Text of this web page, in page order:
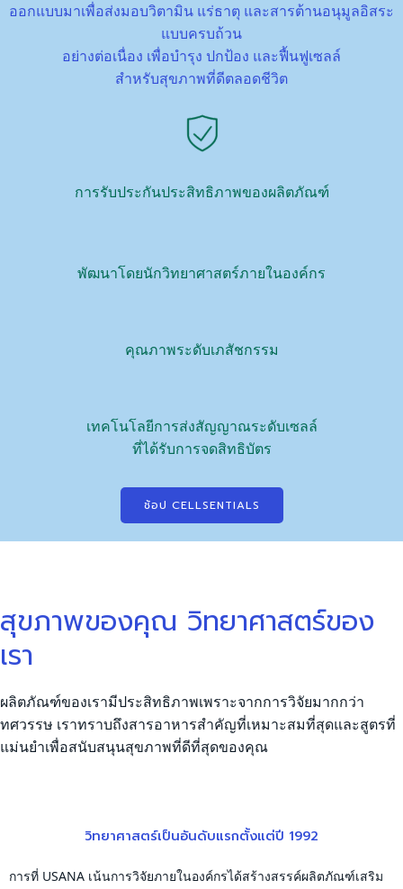
ออกแบบมาเพื่อส่งมอบวิตามิน แร่ธาตุ และสารต้านอนุมูลอิสระ
แบบครบถ้วน
อย่างต่อเนื่อง เพื่อบำรุง ปกป้อง และฟื้นฟูเซลล์
สำหรับสุขภาพที่ดีตลอดชีวิต
การรับประกันประสิทธิภาพของผลิตภัณฑ์
พัฒนาโดยนักวิทยาศาสตร์ภายในองค์กร
คุณภาพระดับเภสัชกรรม
เทคโนโลยีการส่งสัญญาณระดับเซลล์
ที่ได้รับการจดสิทธิบัตร
ช้อป CELLSENTIALS
สุขภาพของคุณ วิทยาศาสตร์ของ
เรา
ผลิตภัณฑ์ของเรามีประสิทธิภาพเพราะจากการวิจัยมากกว่า
ทศวรรษ เราทราบถึงสารอาหารสำคัญที่เหมาะสมที่สุดและสูตรที่
แม่นยำเพื่อสนับสนุนสุขภาพที่ดีที่สุดของคุณ
วิทยาศาสตร์เป็นอันดับแรกตั้งแต่ปี 1992
การที่ USANA เน้นการวิจัยภายในองค์กรได้สร้างสรรค์ผลิตภัณฑ์เสริม